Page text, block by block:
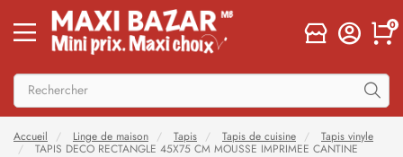
0
Accueil Linge de maison Tapis Tapis de cuisine
Tapis vinyle
TAPIS DECO RECTANGLE 45X75 CM MOUSSE IMPRIMEE CANTINE